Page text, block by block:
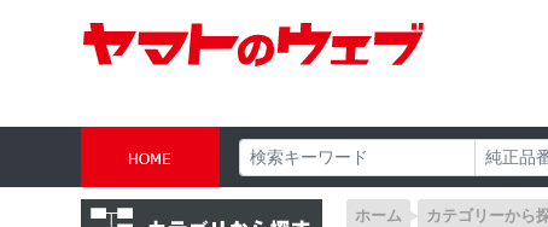
ホーム カテゴリーから